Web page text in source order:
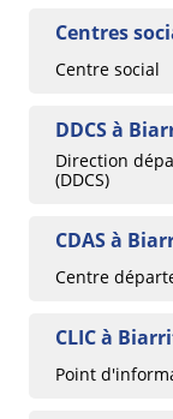
Centres
Centre social
DDCS à
Direction
(DDCS)
CDAS à
Centre
CLIC à
Point